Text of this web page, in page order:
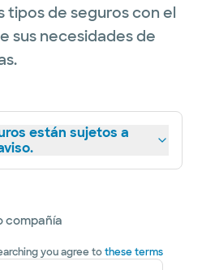
tipos de seguros con el
sus necesidades de
están sujetos a
compañía
you agree tothese terms